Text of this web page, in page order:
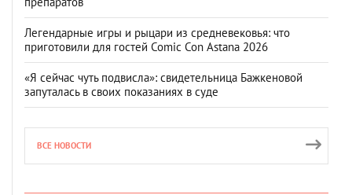
Легендарные игры и рыцари из средневековья: что
приготовили для гостей Comic Con Astana 2026
«Я сейчас чуть подвисла»: свидетельница Бажкеновой
запуталась в своих показаниях в суде
ВСЕ НОВОСТИ